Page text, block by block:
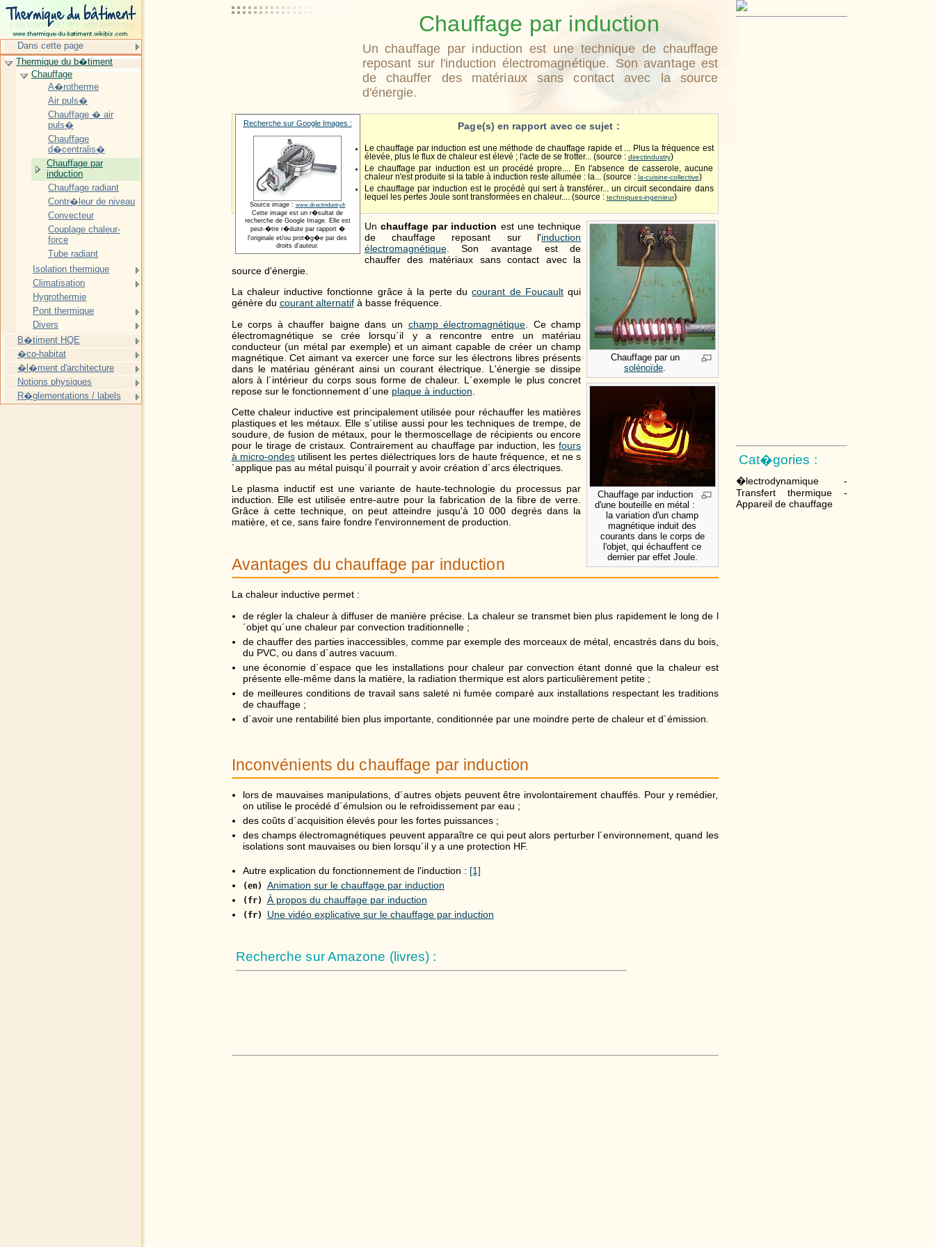
Chauffage par induction
Un chauffage par induction est une technique de chauffage
reposant sur l'induction électromagnétique. Son avantage est
de chauffer des matériaux sans contact avec la source
d'énergie.
Cat�gories :
�lectrodynamique -
Transfert thermique -
Appareil de chauffage
Recherche sur Google Images :
Source image : www.directindustry.fr
Cette image est un r�sultat de
recherche de Google Image. Elle est
peut-�tre r�duite par rapport �
l'originale et/ou prot�g�e par des
droits d'auteur.
Page(s) en rapport avec ce sujet :
Le chauffage par induction est une méthode de chauffage rapide et ... Plus la fréquence est
élevée, plus le flux de chaleur est élevé ; l'acte de se frotter... (source : directindustry)
Le chauffage par induction est un procédé propre.... En l'absence de casserole, aucune
chaleur n'est produite si la table à induction reste allumée : la... (source : la-cuisine-collective)
Le chauffage par induction est le procédé qui sert à transférer... un circuit secondaire dans
lequel les pertes Joule sont transformées en chaleur.... (source : techniques-ingenieur)
Chauffage par un
solénoïde
Chauffage par induction
d'une bouteille en métal :
la variation d'un champ
magnétique induit des
courants dans le corps de
l'objet, qui échauffent ce
dernier par effet Joule.
Un chauffage par induction est une technique
de chauffage reposant sur l'induction
électromagnétique. Son avantage est de
chauffer des matériaux sans contact avec la
source d'énergie.
La chaleur inductive fonctionne grâce à la perte ducourant de Foucault qui
génère du courant alternatifà basse fréquence.
Le corps à chauffer baigne dans un champ électromagnétique . Ce champ
électromagnétique se crée lorsqu´il y a rencontre entre un matériau
conducteur (un métal par exemple) et un aimant capable de créer un champ
magnétique. Cet aimant va exercer une force sur les électrons libres présents
dans le matériau générant ainsi un courant électrique. L'énergie se dissipe
alors à l´intérieur du corps sous forme de chaleur. L´exemple le plus concret
repose sur le fonctionnement d´une plaque à induction
Cette chaleur inductive est principalement utilisée pour réchauffer les matières
plastiques et les métaux. Elle s´utilise aussi pour les techniques de trempe, de
soudure, de fusion de métaux, pour le thermoscellage de récipients ou encore
pour le tirage de cristaux. Contrairement au chauffage par induction, lesfours
à micro-ondesutilisent les pertes diélectriques lors de haute fréquence, et ne s
´applique pas au métal puisqu´il pourrait y avoir création d´arcs électriques.
Le plasma inductif est une variante de haute-technologie du processus par
induction. Elle est utilisée entre-autre pour la fabrication de la fibre de verre.
Grâce à cette technique, on peut atteindre jusqu'à 10 000 degrés dans la
matière, et ce, sans faire fondre l'environnement de production.
Avantages du chauffage par induction
La chaleur inductive permet :
de régler la chaleur à diffuser de manière précise. La chaleur se transmet bien plus rapidement le long de l
´objet qu´une chaleur par convection traditionnelle ;
de chauffer des parties inaccessibles, comme par exemple des morceaux de métal, encastrés dans du bois,
du PVC, ou dans d´autres vacuum.
une économie d´espace que les installations pour chaleur par convection étant donné que la chaleur est
présente elle-même dans la matière, la radiation thermique est alors particulièrement petite ;
de meilleures conditions de travail sans saleté ni fumée comparé aux installations respectant les traditions
de chauffage ;
d´avoir une rentabilité bien plus importante, conditionnée par une moindre perte de chaleur et d´émission.
Inconvénients du chauffage par induction
lors de mauvaises manipulations, d´autres objets peuvent être involontairement chauffés. Pour y remédier,
on utilise le procédé d´émulsion ou le refroidissement par eau ;
des coûts d´acquisition élevés pour les fortes puissances ;
des champs électromagnétiques peuvent apparaître ce qui peut alors perturber l´environnement, quand les
isolations sont mauvaises ou bien lorsqu´il y a une protection HF.
Autre explication du fonctionnement de l'induction : [1]
(en) Animation sur le chauffage par induction
(fr) À propos du chauffage par induction
(fr) Une vidéo explicative sur le chauffage par induction
Recherche sur Amazone (livres) :
Dans cette page
Thermique du b�timent
Chauffage
A�rotherme
Air puls�
Chauffage � air
puls�
Chauffage
d�centralis�
Chauffage par
induction
Chauffage radiant
Contr�leur de niveau
Convecteur
Couplage chaleur-
force
Tube radiant
Isolation thermique
Climatisation
Hygrothermie
Pont thermique
Divers
B�timent HQE
�co-habitat
�l�ment d'architecture
Notions physiques
R�glementations / labels